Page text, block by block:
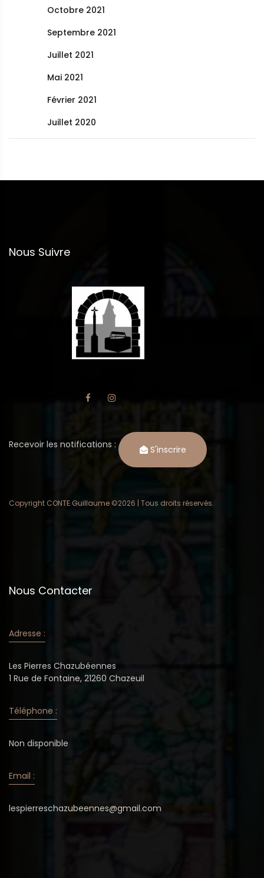
Octobre 2021
Septembre 2021
Juillet 2021
Mai 2021
Février 2021
Juillet 2020
Nous Suivre
Recevoir les notifications : S'inscrire
Copyright CONTE Guillaume ©2026 | Tous droits réservés.
Nous Contacter
Adresse :
Les Pierres Chazubéennes
1 Rue de Fontaine, 21260 Chazeuil
Téléphone :
Non disponible
Email :
lespierreschazubeennes@gmail.com